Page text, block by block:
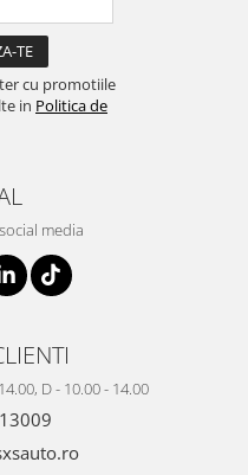
cu promotiile
in Politica de
media
D - 10.00 - 14.00